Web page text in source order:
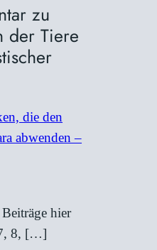
zu
der Tiere
die den
abwenden –
hier
8, […]